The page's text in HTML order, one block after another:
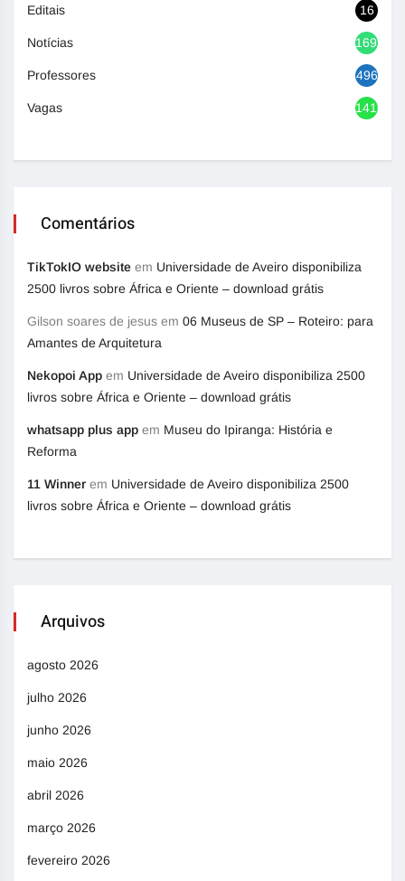
Editais 16
Notícias 1692
Professores 496
Vagas 1416
Comentários
TikTokIO website em Universidade de Aveiro disponibiliza
2500 livros sobre África e Oriente – download grátis
Gilson soares de jesus em 06 Museus de SP – Roteiro: para
Amantes de Arquitetura
Nekopoi App em Universidade de Aveiro disponibiliza 2500
livros sobre África e Oriente – download grátis
whatsapp plus app em Museu do Ipiranga: História e
Reforma
11 Winner em Universidade de Aveiro disponibiliza 2500
livros sobre África e Oriente – download grátis
Arquivos
agosto 2026
julho 2026
junho 2026
maio 2026
abril 2026
março 2026
fevereiro 2026